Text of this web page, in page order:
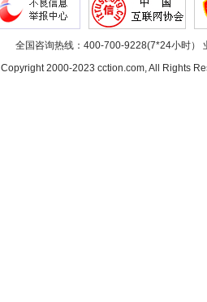
全国咨询热线：400-700-9228(7*24小时）
Copyright 2000-2023 cction.com, All Rights